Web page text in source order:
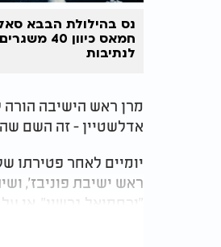
נס בהילולת הבבא
חמאס כיוון 40 משגרים
לנתיבות
מרן ראש הישיבה הורה
אדלשטיין - זה השם
יומיים לאחר פטירתו
ראש ישיבת פוניבז',
"ירחמיאל גרשון", או